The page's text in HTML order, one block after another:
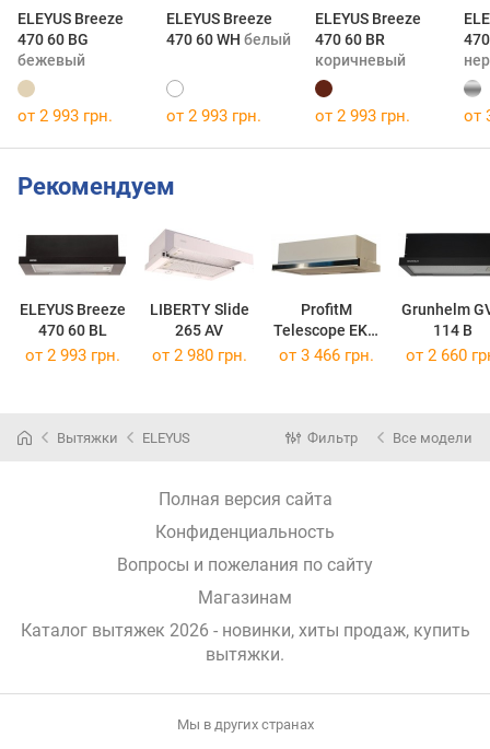
ELEYUS Breeze
470 60 BG
бежевый
ELEYUS Breeze
470 60 WH белый
ELEYUS Breeze
470 60 BR
коричневый
от 2 993 грн. от 2 993 грн. от 2 993 грн. от
Рекомендуем
ELEYUS Breeze
470 60 BL
LIBERTY Slide
265 AV
ProfitM
Telescope EKO
60
Grunhelm
114 B
от 2 993 грн. от 2 980 грн. от 3 466 грн. от 2 660
Вытяжки ELEYUS Фильтр Все модели
Полная версия сайта
Конфиденциальность
Вопросы и пожелания по сайту
Магазинам
Каталог вытяжек 2026 - новинки, хиты продаж, купить
вытяжки.
Мы в других странах